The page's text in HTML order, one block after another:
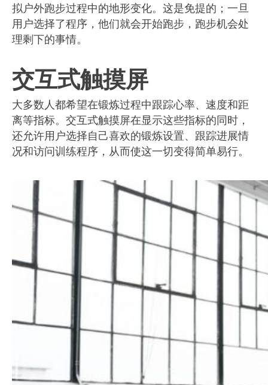
拟户外跑步过程中的地形变化。这是免提的；一旦
用户选择了程序，他们就会开始跑步，跑步机会处
理剩下的事情。
交互式触摸屏
大多数人都希望在锻炼过程中跟踪心率、速度和距
离等指标。交互式触摸屏在显示这些指标的同时，
还允许用户选择自己喜欢的锻炼设置、跟踪进展情
况和访问训练程序，从而使这一切变得简单易行。